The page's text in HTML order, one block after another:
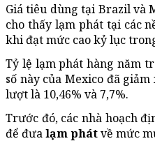
Giá tiêu dùng tại Brazil và
cho thấy lạm phát tại các
khi đạt mức cao kỷ lục
Tỷ lệ lạm phát hàng năm
số này của Mexico đã
lượt là 10,46% và 7,7%.
Trước đó, các nhà hoạch
để đưalạm phátvề mức